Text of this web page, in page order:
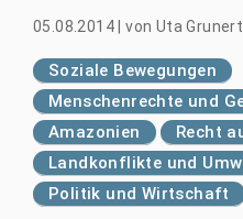
05.08.2014 |von Uta Grunert
Soziale Bewegungen
Menschenrechte und
Amazonien
Recht
Landkonflikte und
Politik und Wirtschaft